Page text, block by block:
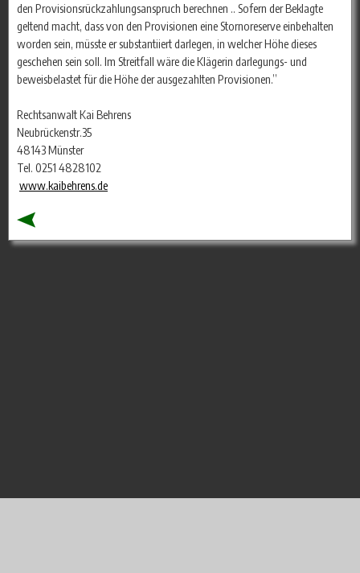
den Provisionsrückzahlungsanspruch berechnen .. Sofern der Beklagte
geltend macht, dass von den Provisionen eine Stornoreserve einbehalten
worden sein, müsste er substantiiert darlegen, in welcher Höhe dieses
geschehen sein soll. Im Streitfall wäre die Klägerin darlegungs- und
beweisbelastet für die Höhe der ausgezahlten Provisionen.”
Rechtsanwalt Kai Behrens
Neubrückenstr.35
48143 Münster
Tel. 0251 4828102
www.kaibehrens.de